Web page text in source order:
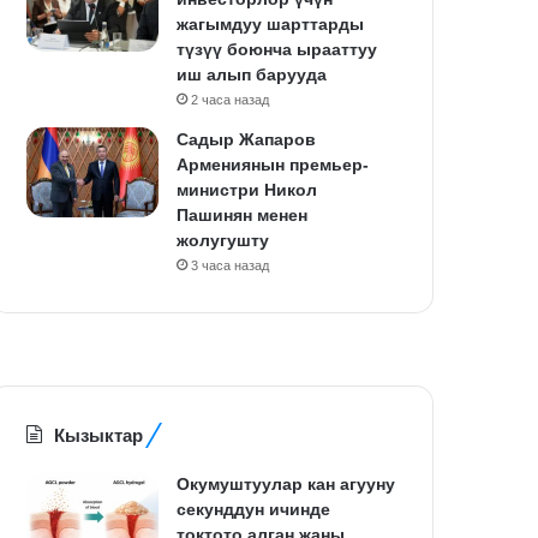
жагымдуу шарттарды
түзүү боюнча ырааттуу
иш алып барууда
2 часа назад
Садыр Жапаров
Армениянын премьер-
министри Никол
Пашинян менен
жолугушту
3 часа назад
Кызыктар
Окумуштуулар кан агууну
секунддун ичинде